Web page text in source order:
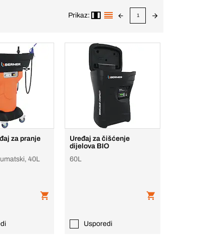
Prikaz: 1
za pranje
40L
Uređaj za čišćenje
dijelova BIO
60L
Usporedi